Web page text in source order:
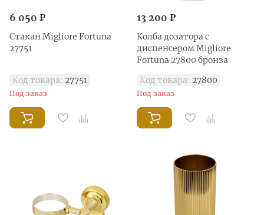
6 050 ₽
Стакан Migliore Fortuna
27751
Код товара: 27751
Под заказ
13 200 ₽
Колба дозатора с
диспенсером Migliore
Fortuna 27800 бронза
Код товара: 27800
Под заказ